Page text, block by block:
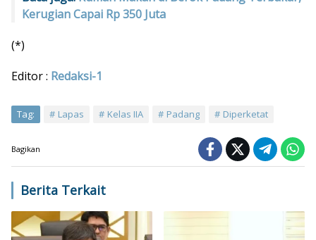
Kerugian Capai Rp 350 Juta
(*)
Editor : Redaksi-1
Tag: Lapas Kelas IIA Padang Diperketat
Bagikan
Berita Terkait